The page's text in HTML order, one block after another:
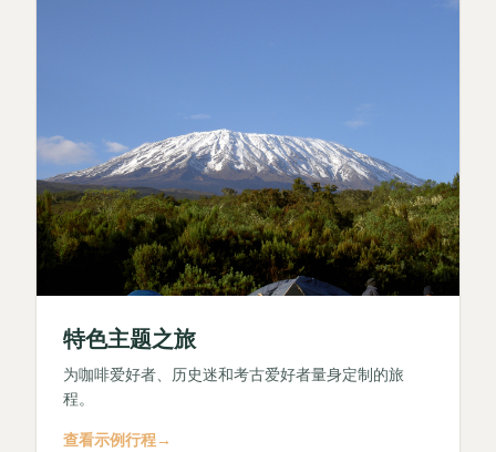
特色主题之旅
为咖啡爱好者、历史迷和考古爱好者量身定制的旅
程。
查看示例行程→